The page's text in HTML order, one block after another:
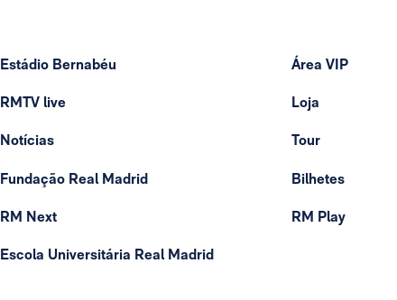
Estádio Bernabéu
RMTV live
Notícias
Fundação Real Madrid
RM Next
Escola Universitária Real Madrid
Área VIP
Loja
Tour
Bilhetes
RM Play